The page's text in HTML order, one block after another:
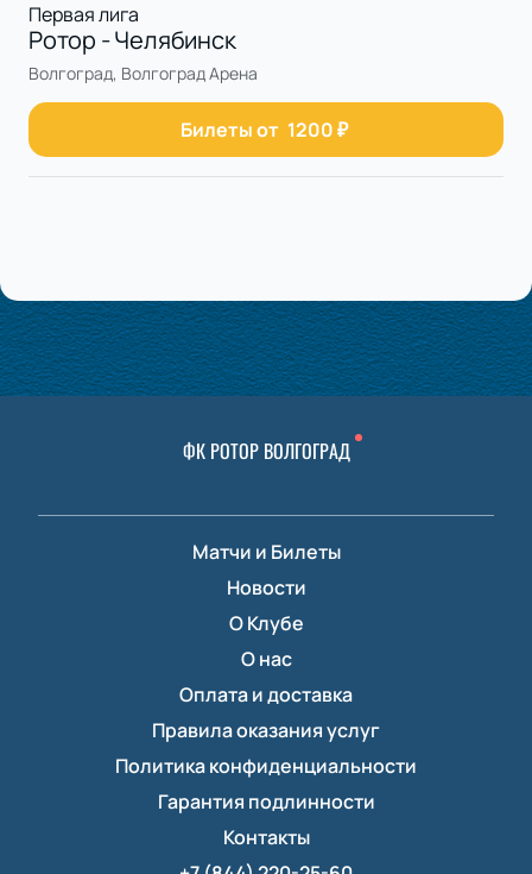
Первая лига
Ротор - Челябинск
Волгоград, Волгоград Арена
Билеты от 1200₽
ФК РОТОР ВОЛГОГРАД
Матчи и Билеты
Новости
О Клубе
О нас
Оплата и доставка
Правила оказания услуг
Политика конфиденциальности
Гарантия подлинности
Контакты